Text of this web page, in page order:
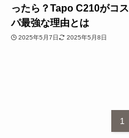
ったら？Tapo C210がコス
パ最強な理由とは
2025年5月7日 2025年5月8日
1